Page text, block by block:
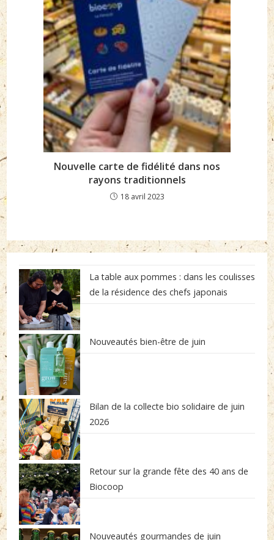
Nouvelle carte de fidélité dans nos
rayons traditionnels
18 avril 2023
La table aux pommes : dans les coulisses
de la résidence des chefs japonais
Nouveautés bien-être de juin
Bilan de la collecte bio solidaire de juin
2026
Retour sur la grande fête des 40 ans de
Biocoop
Nouveautés gourmandes de juin